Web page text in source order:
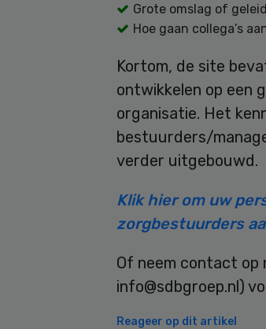
Grote omslag of
Hoe gaan collega’s
Kortom, de site
ontwikkelen op een
organisatie. Het
bestuurders/
verder uitgebouwd.
Klik hier om uw
zorgbestuurders
Of neem contact op
info@sdbgroep.nl)
Reageer op dit artikel